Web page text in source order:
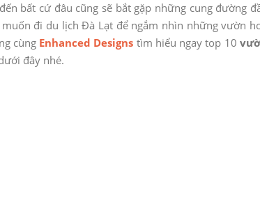
bất cứ đâu cũng sẽ bắt gặp những cung đường
đi du lịch Đà Lạt để ngắm nhìn những vườn
cùng Enhanced Designs tìm hiểu ngay top 10
đây nhé.